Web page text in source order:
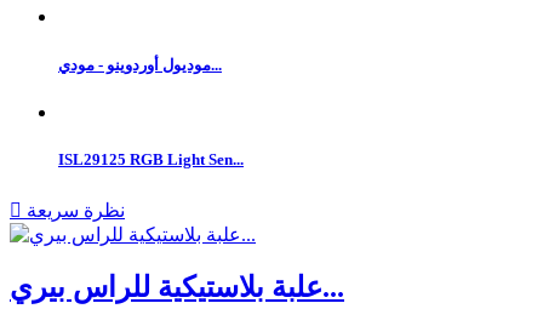
موديول أوردوينو - مودي...
ISL29125 RGB Light Sen...
 نظرة سريعة
علبة بلاستيكية للراس بيري...